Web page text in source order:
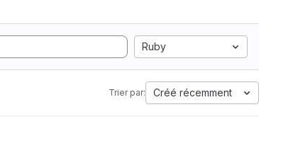
Ruby
Trier par: Créé récemment